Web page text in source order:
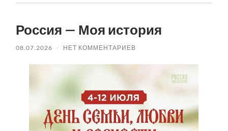
Россия — Моя история
08.07.2026 / НЕТ КОММЕНТАРИЕВ